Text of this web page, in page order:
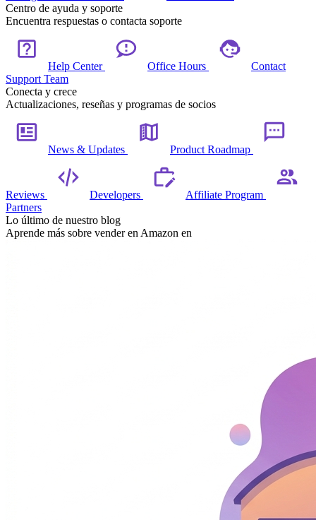
Centro de ayuda y soporte
Encuentra respuestas o contacta soporte
Help Center Office Hours
Contact
Support Team
Conecta y crece
Actualizaciones, reseñas y programas de socios
News & Updates Product Roadmap
Reviews Developers
Affiliate Program
Partners
Lo último de nuestro blog
Aprende más sobre vender en Amazon en